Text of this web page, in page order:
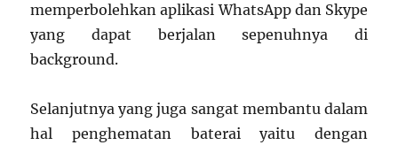
memperbolehkan aplikasi WhatsApp dan Skype
yang dapat berjalan sepenuhnya di
background.
Selanjutnya yang juga sangat membantu dalam
hal penghematan baterai yaitu dengan